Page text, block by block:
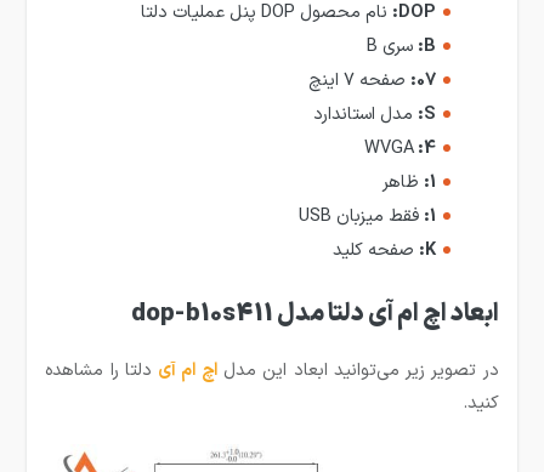
DOP: نام محصول DOP پنل عملیات دلتا
B: سری B
07: صفحه 7 اینچ
S: مدل استاندارد
4:
WVGA
1: ظاهر
1: فقط میزبان USB
K: صفحه کلید
ابعاد اچ ام آی دلتا مدل dop-b10s411
در تصویر زیر می‌توانید ابعاد این مدلاچ ام آی دلتا را مشاهده
کنید.